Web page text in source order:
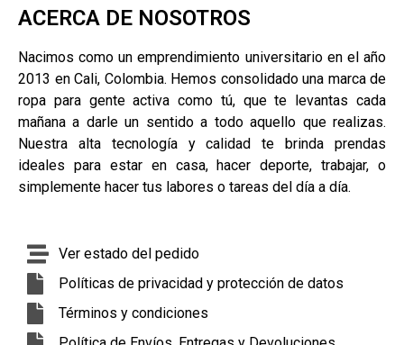
ACERCA DE NOSOTROS
Nacimos como un emprendimiento universitario en el año
2013 en Cali, Colombia. Hemos consolidado una marca de
ropa para gente activa como tú, que te levantas cada
mañana a darle un sentido a todo aquello que realizas.
Nuestra alta tecnología y calidad te brinda prendas
ideales para estar en casa, hacer deporte, trabajar, o
simplemente hacer tus labores o tareas del día a día.
Ver estado del pedido
Políticas de privacidad y protección de datos
Términos y condiciones